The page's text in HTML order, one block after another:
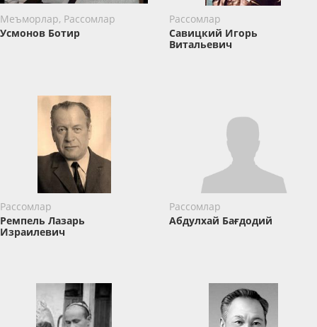
Меъморлар, Рассомлар
Усмонов Ботир
Рассомлар
Савицкий Игорь
Витальевич
Рассомлар
Ремпель Лазарь
Израилевич
Рассомлар
Абдулхай Бағдодий